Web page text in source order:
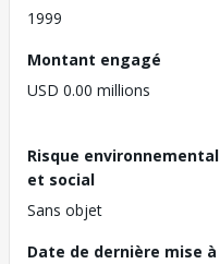
1999
Montant engagé
USD 0.00 millions
Risque environnemental
et social
Sans objet
Date de dernière mise à